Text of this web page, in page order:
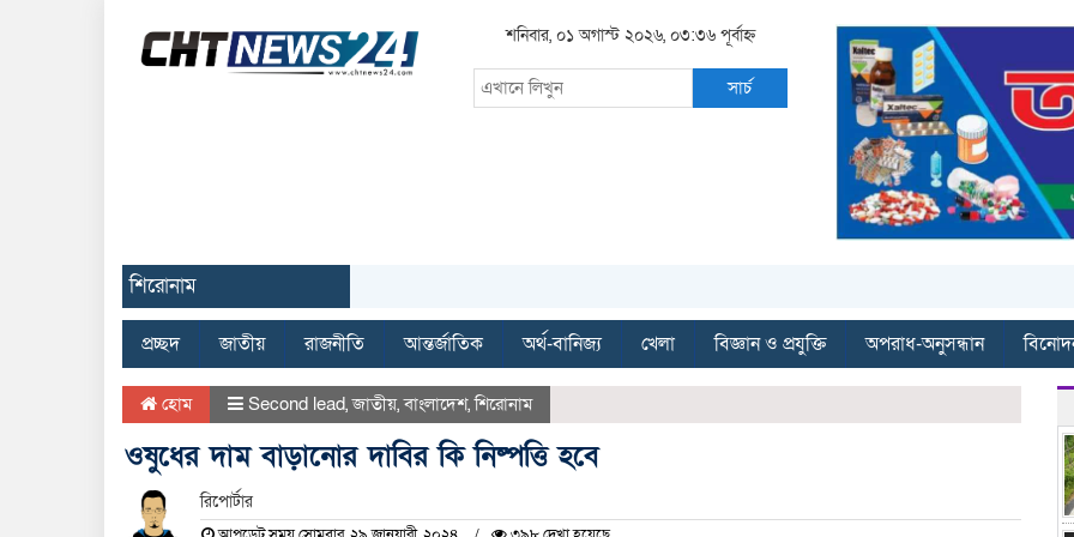
শনিবার, ০১ অগাস্ট ২০২৬, ০৩:৩৬ পূর্বাহ্ন
সার্চ
শিরোনাম
প্রচ্ছদ জাতীয় রাজনীতি আন্তর্জাতিক অর্থ-বানিজ্য খেলা বিজ্ঞান ও প্রযুক্তি অপরাধ-অনুসন্ধান
হোম Second lead,জাতীয়,বাংলাদেশ,শিরোনাম
ওষুধের দাম বাড়ানোর দাবির কি নিষ্পত্তি হবে
রিপোর্টার